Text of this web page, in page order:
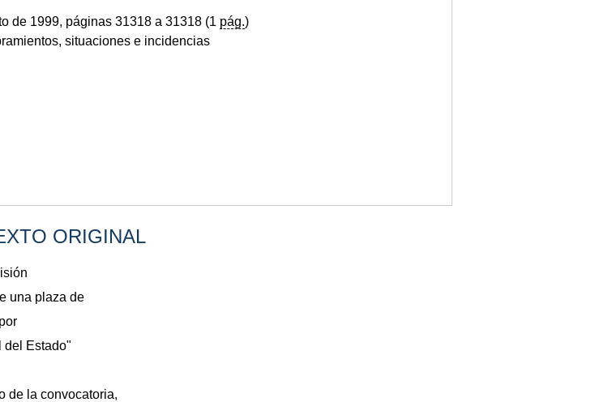
de 1999, páginas 31318 a 31318 (1 pág.)
situaciones e incidencias
ORIGINAL
una plaza de
del Estado"
de la convocatoria,